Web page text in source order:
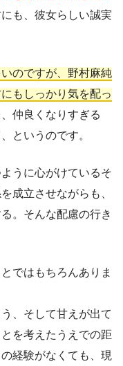
も、彼女らしい誠実
のですが、野村麻純
もしっかり気を配っ
仲良くなりすぎる
というのです。
うに心がけているそ
成立させながらも、
。そんな配慮の行き
ではもちろんありま
、そして甘えが出て
を考えたうえでの距
経験がなくても、現